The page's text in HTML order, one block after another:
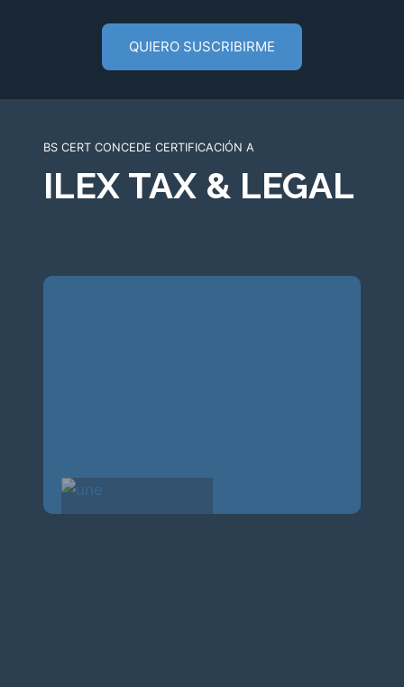
QUIERO SUSCRIBIRME
BS CERT CONCEDE CERTIFICACIÓN A
ILEX TAX & LEGAL